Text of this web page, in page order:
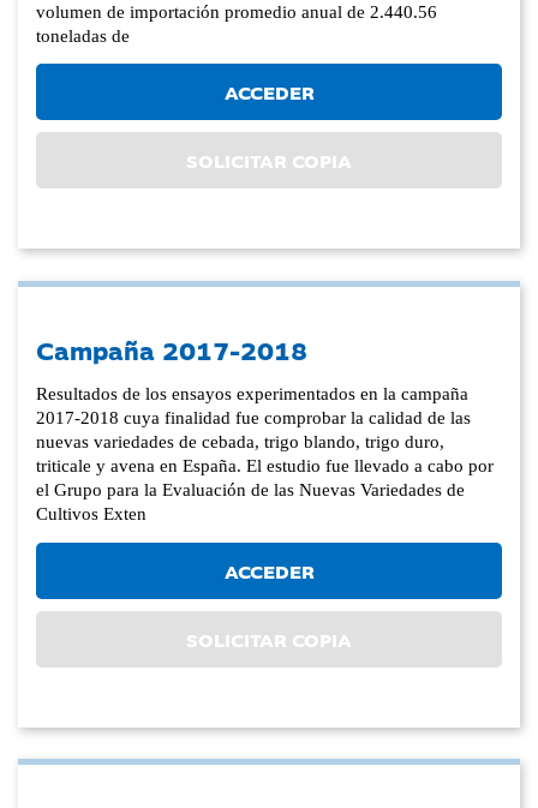
volumen de importación promedio anual de 2.440.56
toneladas de
ACCEDER
SOLICITAR COPIA
Campaña 2017-2018
Resultados de los ensayos experimentados en la campaña
2017-2018 cuya finalidad fue comprobar la calidad de las
nuevas variedades de cebada, trigo blando, trigo duro,
triticale y avena en España. El estudio fue llevado a cabo por
el Grupo para la Evaluación de las Nuevas Variedades de
Cultivos Exten
ACCEDER
SOLICITAR COPIA